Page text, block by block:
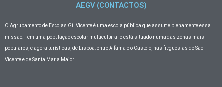
AEGV (CONTACTOS)
O Agrupamento de Escolas Gil Vicenteé uma escola pública que assume plenamente essa
missão. Tem uma população escolar multicultural e está situado numa das zonas mais
populares, e agora turísticas, de Lisboa: entre Alfama e o Castelo, nas freguesias de São
Vicente e de Santa Maria Maior.